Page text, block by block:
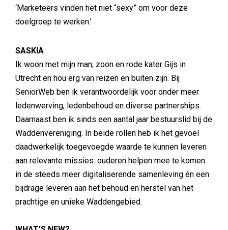
‘Marketeers vinden het niet “sexy” om voor deze
doelgroep te werken.’
SASKIA
Ik woon met mijn man, zoon en rode kater Gijs in
Utrecht en hou erg van reizen en buiten zijn. Bij
SeniorWeb ben ik verantwoordelijk voor onder meer
ledenwerving, ledenbehoud en diverse partnerships.
Daarnaast ben ik sinds een aantal jaar bestuurslid bij de
Waddenvereniging. In beide rollen heb ik het gevoel
daadwerkelijk toegevoegde waarde te kunnen leveren
aan relevante missies: ouderen helpen mee te komen
in de steeds meer digitaliserende samenleving én een
bijdrage leveren aan het behoud en herstel van het
prachtige en unieke Waddengebied.